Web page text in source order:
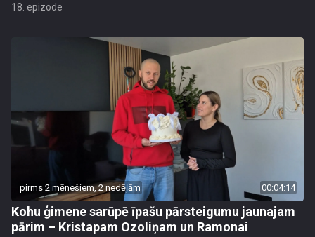
18. epizode
pirms 2 mēnešiem, 2 nedēļām 00:04:14
Kohu ģimene sarūpē īpašu pārsteigumu jaunajam
pārim – Kristapam Ozoliņam un Ramonai